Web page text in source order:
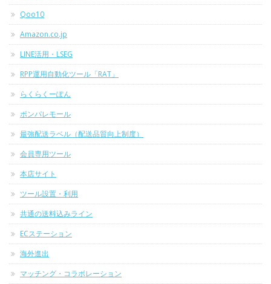
Qoo10
Amazon.co.jp
LINE活用・LSEG
RPP運用自動化ツール「RAT」
らくらくーぽん
ポンパレモール
最強配送ラベル（配送品質向上制度）
会員専用ツール
本店サイト
ツール設置・利用
共通の送料込みライン
ECステーション
海外進出
マッチング・コラボレーション